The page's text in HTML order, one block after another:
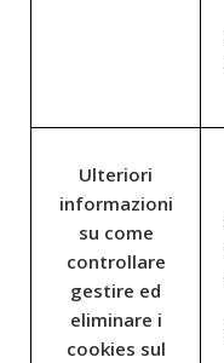
Ulteriori
informazioni
su come
controllare
gestire ed
eliminare i
cookies sul